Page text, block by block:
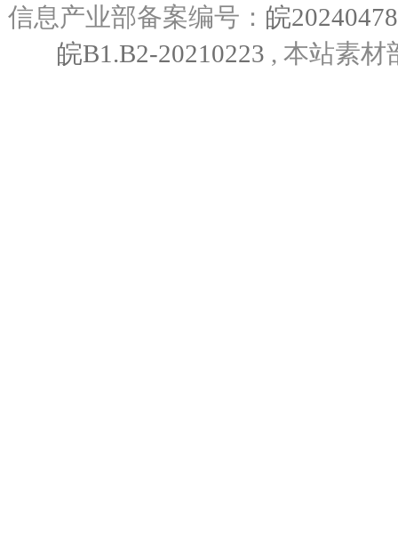
信息产业部备案编号： 皖
皖B1.B2-20210223 , 本站素材